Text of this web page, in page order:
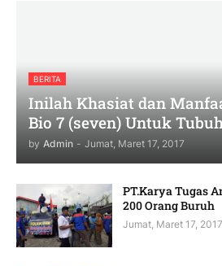
BERITA
Inilah Khasiat dan
Bio 7 (seven) Untuk
by Admin - Jumat, Maret 17, 2017
PT.Karya Tugas
200 Orang Buruh
Jumat, Maret 17, 2017